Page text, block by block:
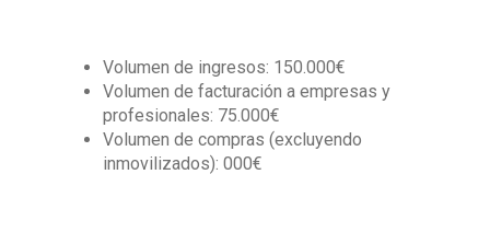
Volumen de ingresos: 150.000€
Volumen de facturación a empresas y
profesionales: 75.000€
Volumen de compras (excluyendo
inmovilizados): 000€